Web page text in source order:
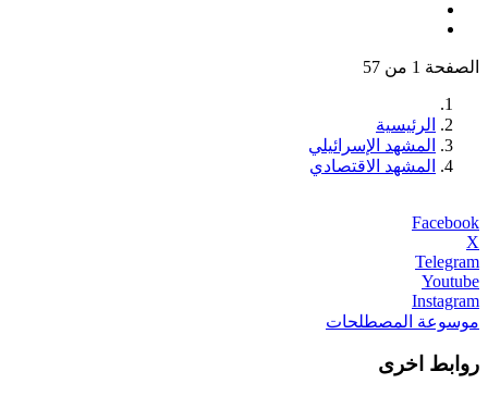
الصفحة 1 من 57
الرئيسية
المشهد الإسرائيلي
المشهد الاقتصادي
Facebook
X
Telegram
Youtube
Instagram
موسوعة المصطلحات
روابط اخرى